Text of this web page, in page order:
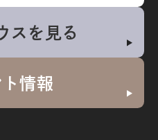
スを見る
情報